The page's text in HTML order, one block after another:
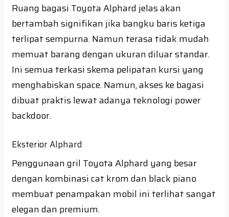
Ruang bagasi Toyota Alphard jelas akan
bertambah signifikan jika bangku baris ketiga
terlipat sempurna. Namun terasa tidak mudah
memuat barang dengan ukuran diluar standar.
Ini semua terkasi skema pelipatan kursi yang
menghabiskan space. Namun, akses ke bagasi
dibuat praktis lewat adanya teknologi power
backdoor.
Eksterior Alphard
Penggunaan gril Toyota Alphard yang besar
dengan kombinasi cat krom dan black piano
membuat penampakan mobil ini terlihat sangat
elegan dan premium.